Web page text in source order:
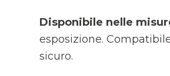
Disponibile nelle
esposizione.
sicuro.